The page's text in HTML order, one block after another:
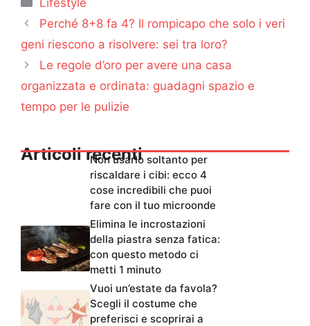
Perché 8+8 fa 4? Il rompicapo che solo i veri
geni riescono a risolvere: sei tra loro?
Le regole d’oro per avere una casa
organizzata e ordinata: guadagni spazio e
tempo per le pulizie
Articoli recentiNon usarlo soltanto per
riscaldare i cibi: ecco 4
cose incredibili che puoi
fare con il tuo microonde
Elimina le incrostazioni
della piastra senza fatica:
con questo metodo ci
metti 1 minuto
Vuoi un’estate da favola?
Scegli il costume che
preferisci e scoprirai a